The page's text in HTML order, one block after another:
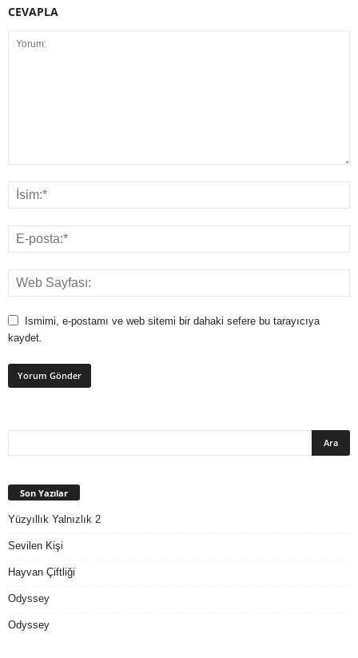
CEVAPLA
Ismimi, e-postamı ve web sitemi bir dahaki sefere bu tarayıcıya
kaydet.
Son Yazılar
Yüzyıllık Yalnızlık 2
Sevilen Kişi
Hayvan Çiftliği
Odyssey
Odyssey